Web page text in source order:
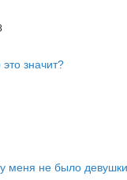
значит?
меня не было